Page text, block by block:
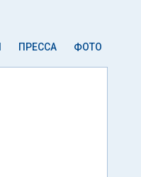
ПРЕССА ФОТО